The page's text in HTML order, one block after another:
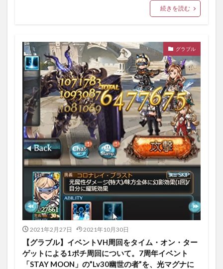
続きを読む
グラブル
2021年2月27日 2021年10月30日
【グラブル】イベントVH周回をタイム・オン・ター
ゲットによる1ポチ周回について。7周年イベント
「STAY MOON」の”Lv30幽世の者”を、光マグナに